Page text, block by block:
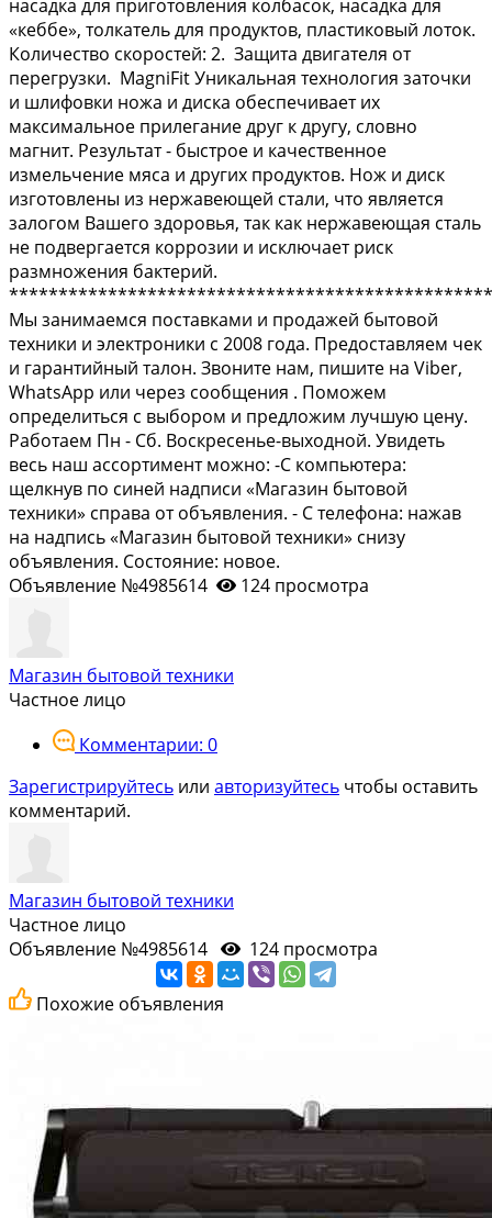
насадка для приготовления колбасок, насадка для
«кеббе», толкатель для продуктов, пластиковый лоток.
Количество скоростей: 2. Защита двигателя от
перегрузки. МаgniFit Уникальная технология заточки
и шлифовки ножа и диска обеспечивает их
максимальное прилегание друг к другу, словно
магнит. Результат - быстрое и качественное
измельчение мяса и других продуктов. Нож и диск
изготовлены из нержавеющей стали, что является
залогом Вашего здоровья, так как нержавеющая сталь
не подвергается коррозии и исключает риск
размножения бактерий.
Мы занимаемся поставками и продажей бытовой
техники и электроники с 2008 года. Предоставляем чек
и гарантийный талон. Звоните нам, пишите на Vibеr,
WhаtsАрр или через сообщения . Поможем
определиться с выбором и предложим лучшую цену.
Работаем Пн - Сб. Воскресенье-выходной. Увидеть
весь наш ассортимент можно: -С компьютера:
щелкнув по синей надписи «Магазин бытовой
техники» справа от объявления. - С телефона: нажав
на надпись «Магазин бытовой техники» снизу
объявления. Состояние: новое.
Объявление №4985614
124 просмотра
Магазин бытовой техники
Частное лицо
Комментарии: 0
Зарегистрируйтесь или авторизуйтесь чтобы оставить
комментарий.
Магазин бытовой техники
Частное лицо
Объявление №4985614
124 просмотра
Похожие объявления